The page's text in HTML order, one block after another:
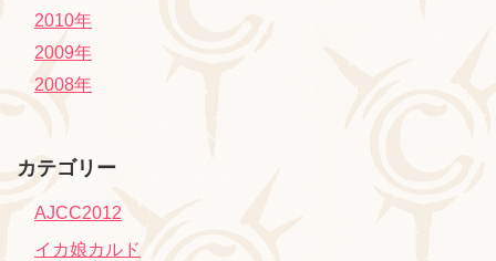
2010年
2009年
2008年
カテゴリー
AJCC2012
イカ娘カルド